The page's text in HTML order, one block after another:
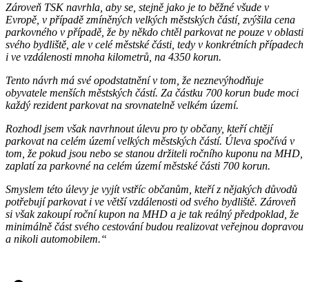
Zároveň TSK navrhla, aby se, stejně jako je to běžné všude v
Evropě, v případě zmíněných velkých městských částí, zvýšila cena
parkovného v případě, že by někdo chtěl parkovat ne pouze v oblasti
svého bydliště, ale v celé městské části, tedy v konkrétních případech
i ve vzdálenosti mnoha kilometrů, na 4350 korun.
Tento návrh má své opodstatnění v tom, že neznevýhodňuje
obyvatele menších městských částí. Za částku 700 korun bude moci
každý rezident parkovat na srovnatelně velkém území.
Rozhodl jsem však navrhnout úlevu pro ty občany, kteří chtějí
parkovat na celém území velkých městských částí. Úleva spočívá v
tom, že pokud jsou nebo se stanou držiteli ročního kuponu na MHD,
zaplatí za parkovné na celém území městské části 700 korun.
Smyslem této úlevy je vyjít vstříc občanům, kteří z nějakých důvodů
potřebují parkovat i ve větší vzdálenosti od svého bydliště. Zároveň
si však zakoupí roční kupon na MHD a je tak reálný předpoklad, že
minimálně část svého cestování budou realizovat veřejnou dopravou
a nikoli automobilem.“